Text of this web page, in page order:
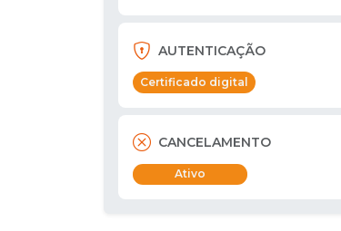
AUTENTICAÇÃO
Certificado digital
CANCELAMENTO
Ativo